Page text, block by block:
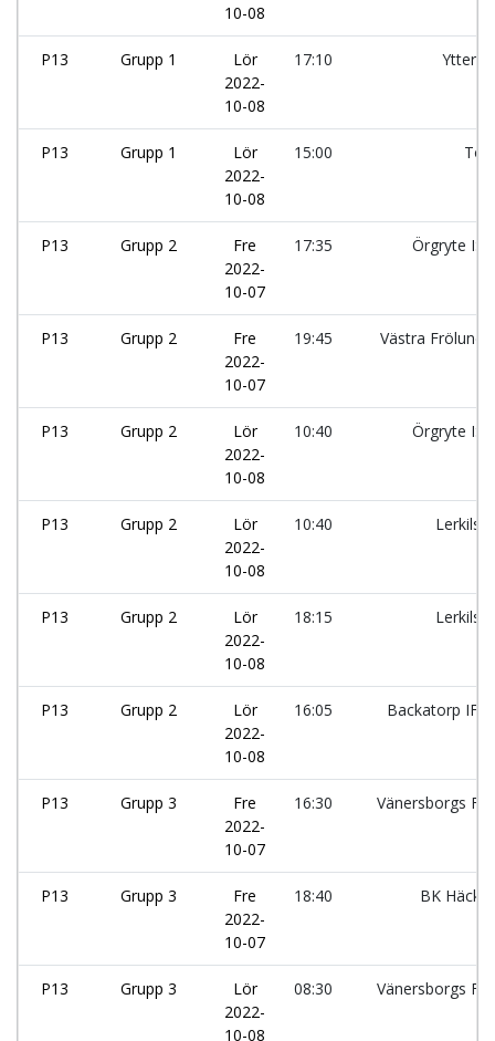
10-08
P13 Grupp 1
Lör
2022-
10-08
17:10
P13 Grupp 1
Lör
2022-
10-08
15:00
P13 Grupp 2
Fre
2022-
10-07
17:35 Örgryte
P13 Grupp 2
Fre
2022-
10-07
19:45 Västra
P13 Grupp 2
Lör
2022-
10-08
10:40 Örgryte
P13 Grupp 2
Lör
2022-
10-08
10:40 Lerkils
P13 Grupp 2
Lör
2022-
10-08
18:15 Lerkils
P13 Grupp 2
Lör
2022-
10-08
16:05 Backatorp
P13 Grupp 3
Fre
2022-
10-07
16:30 Vänersborgs
P13 Grupp 3
Fre
2022-
10-07
18:40 BK
P13 Grupp 3
Lör
2022-
10-08
08:30 Vänersborgs